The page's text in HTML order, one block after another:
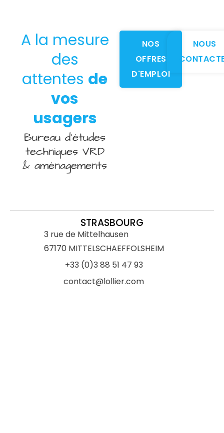
A la mesure
des
attentes de
vos
usagers
Bureau d’études
techniques VRD
& aménagements
NOS
OFFRES
D'EMPLOI
NOUS
STRASBOURG
3 rue de Mittelhausen
67170 MITTELSCHAEFFOLSHEIM
+33 (0)3 88 51 47 93
contact@lollier.com